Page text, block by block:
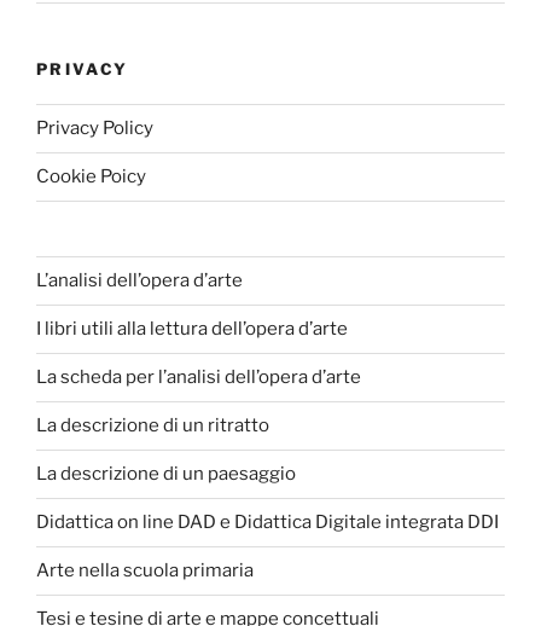
PRIVACY
Privacy Policy
Cookie Poicy
L’analisi dell’opera d’arte
I libri utili alla lettura dell’opera d’arte
La scheda per l’analisi dell’opera d’arte
La descrizione di un ritratto
La descrizione di un paesaggio
Didattica on line DAD e Didattica Digitale integrata DDI
Arte nella scuola primaria
Tesi e tesine di arte e mappe concettuali